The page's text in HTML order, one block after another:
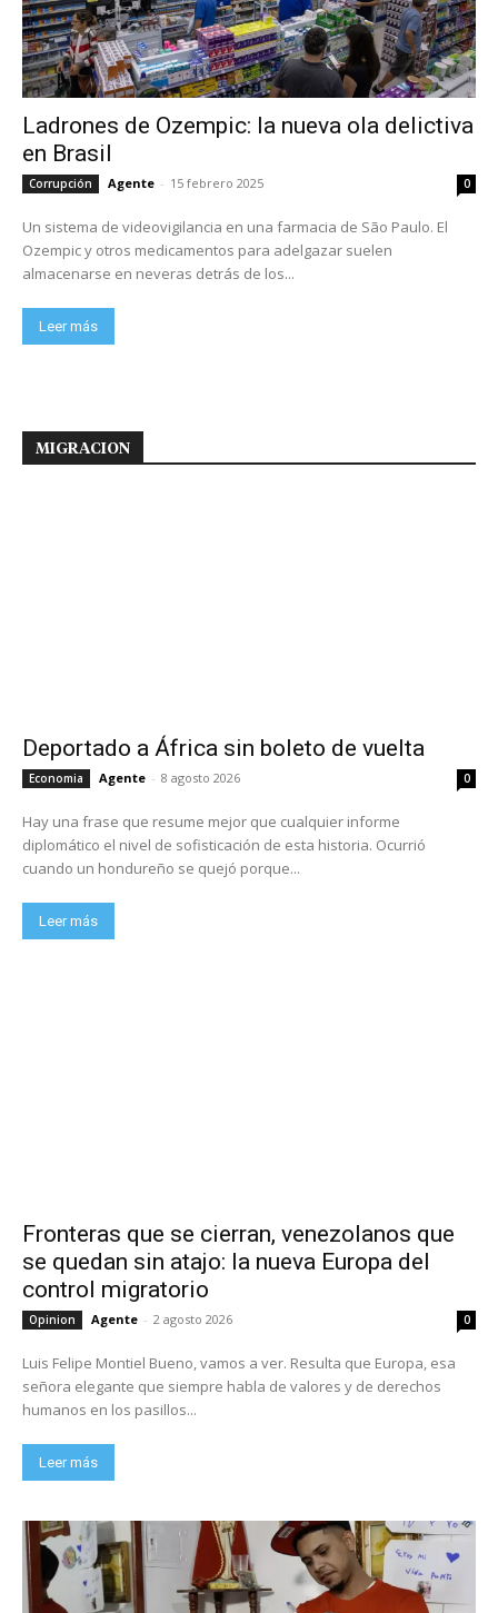
Ladrones de Ozempic: la nueva ola delictiva
en Brasil
Corrupción Agente - 15 febrero 2025 0
Un sistema de videovigilancia en una farmacia de São Paulo. El
Ozempic y otros medicamentos para adelgazar suelen
almacenarse en neveras detrás de los...
Leer más
MIGRACION
Deportado a África sin boleto de vuelta
Economia Agente - 8 agosto 2026 0
Hay una frase que resume mejor que cualquier informe
diplomático el nivel de sofisticación de esta historia. Ocurrió
cuando un hondureño se quejó porque...
Leer más
Fronteras que se cierran, venezolanos que
se quedan sin atajo: la nueva Europa del
control migratorio
Opinion Agente - 2 agosto 2026 0
Luis Felipe Montiel Bueno, vamos a ver. Resulta que Europa, esa
señora elegante que siempre habla de valores y de derechos
humanos en los pasillos...
Leer más